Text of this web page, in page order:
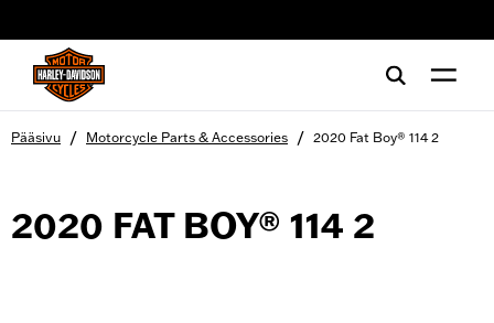
Pääsivu / Motorcycle Parts & Accessories / 2020 Fat Boy® 114 2
2020 FAT BOY® 114 2